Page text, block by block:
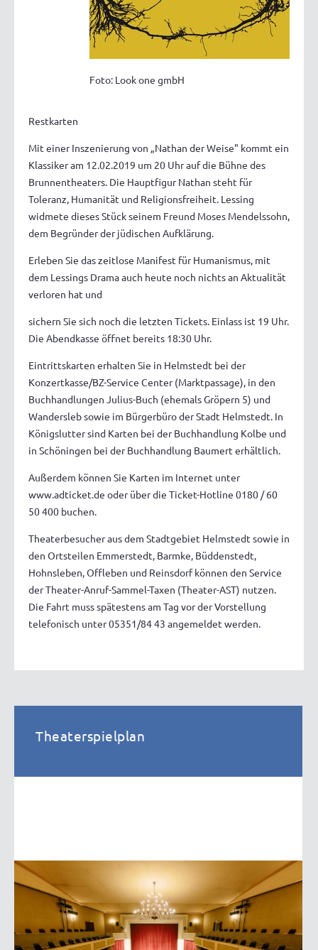
Foto: Look one gmbH
Restkarten
Mit einer Inszenierung von „Nathan der Weise" kommt ein
Klassiker am 12.02.2019 um 20 Uhr auf die Bühne des
Brunnentheaters. Die Hauptfigur Nathan steht für
Toleranz, Humanität und Religionsfreiheit. Lessing
widmete dieses Stück seinem Freund Moses Mendelssohn,
dem Begründer der jüdischen Aufklärung.
Erleben Sie das zeitlose Manifest für Humanismus, mit
dem Lessings Drama auch heute noch nichts an Aktualität
verloren hat und
sichern Sie sich noch die letzten Tickets. Einlass ist 19 Uhr.
Die Abendkasse öffnet bereits 18:30 Uhr.
Eintrittskarten erhalten Sie in Helmstedt bei der
Konzertkasse/BZ-Service Center (Marktpassage), in den
Buchhandlungen Julius-Buch (ehemals Gröpern 5) und
Wandersleb sowie im Bürgerbüro der Stadt Helmstedt. In
Königslutter sind Karten bei der Buchhandlung Kolbe und
in Schöningen bei der Buchhandlung Baumert erhältlich.
Außerdem können Sie Karten im Internet unter
www.adticket.de oder über die Ticket-Hotline 0180 / 60
50 400 buchen.
Theaterbesucher aus dem Stadtgebiet Helmstedt sowie in
den Ortsteilen Emmerstedt, Barmke, Büddenstedt,
Hohnsleben, Offleben und Reinsdorf können den Service
der Theater-Anruf-Sammel-Taxen (Theater-AST) nutzen.
Die Fahrt muss spätestens am Tag vor der Vorstellung
telefonisch unter 05351/84 43 angemeldet werden.
Theaterspielplan